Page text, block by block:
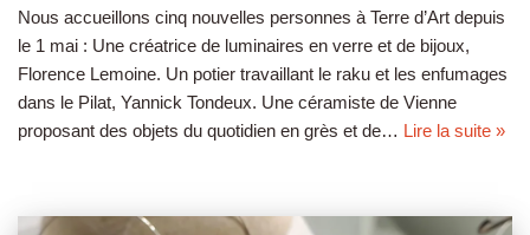
Nous accueillons cinq nouvelles personnes à Terre d’Art depuis
le 1 mai : Une créatrice de luminaires en verre et de bijoux,
Florence Lemoine. Un potier travaillant le raku et les enfumages
dans le Pilat, Yannick Tondeux. Une céramiste de Vienne
proposant des objets du quotidien en grès et de… Lire la suite »